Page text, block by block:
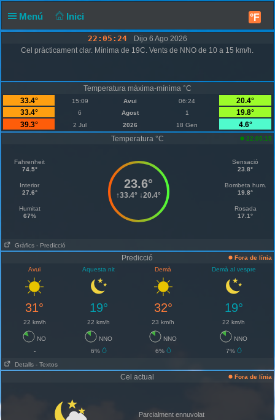
Menú Inici °F
22:05:24
Dijo 6 Ago 2026
Cel pràcticament clar. Mínima de 19C. Vents de NNO de 10 a 15 km/h.
Temperatura màxima-mínima °C
33.4°
15:09 Avui 06:24
20.4°
33.4°
6 Agost 1
19.8°
39.3°
2 Jul 2026 18 Gen
4.6°
Temperatura °C
22:05:15
Fahrenheit
74.5°
Interior
27.6°
Humitat
67%
23.6°
↑33.4° ↓20.4°
Sensació
23.8°
Bombeta hum.
19.8°
Rosada
17.1°
Gràfics - Predicció
Predicció
Fora de línia
Avui
Aquesta nit Demà Demà al vespre
31° 19° 32° 19°
22 km/h 22 km/h 23 km/h 22 km/h
NO NNO NNO
NNO
-
6% 6%
7%
Detalls - Textos
Cel actual Fora de línia
Parcialment ennuvolat